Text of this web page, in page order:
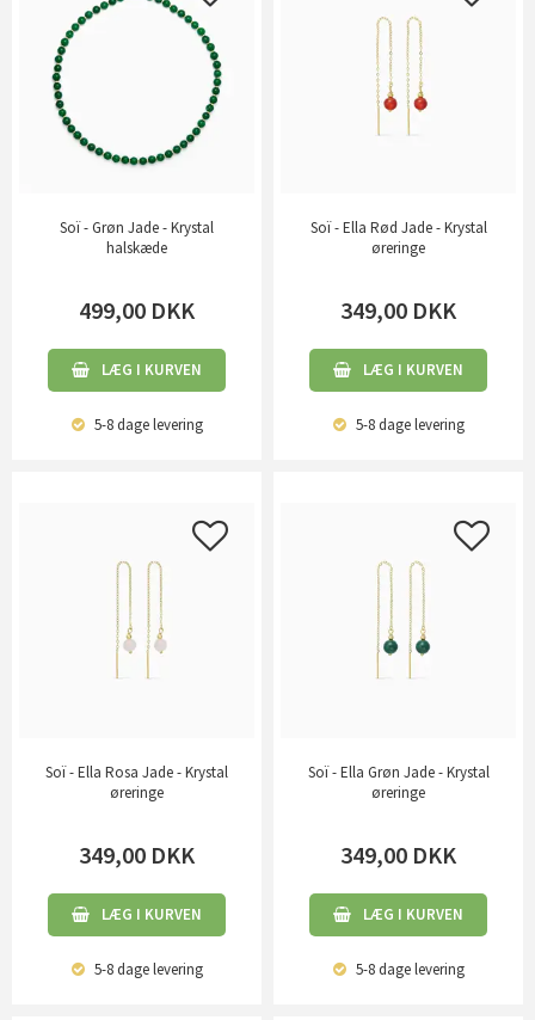
Soï - Grøn Jade - Krystal
halskæde
499,00 DKK
LÆG I KURVEN
5-8 dagelevering
Soï - Ella Rød Jade - Krystal
øreringe
349,00 DKK
LÆG I KURVEN
5-8 dagelevering
Soï - Ella Rosa Jade - Krystal
øreringe
349,00 DKK
LÆG I KURVEN
5-8 dagelevering
Soï - Ella Grøn Jade - Krystal
øreringe
349,00 DKK
LÆG I KURVEN
5-8 dagelevering